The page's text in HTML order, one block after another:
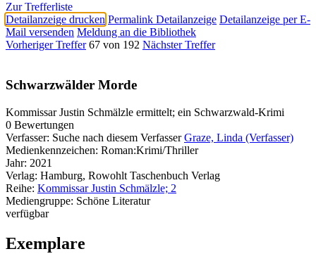
Zur Trefferliste
Detailanzeige drucken Permalink Detailanzeige Detailanzeige per E-
Mail versenden Meldung an die Bibliothek
Vorheriger Treffer 67 von 192 Nächster Treffer
Schwarzwälder Morde
Kommissar Justin Schmälzle ermittelt; ein Schwarzwald-Krimi
0 Bewertungen
Verfasser: Suche nach diesem Verfasser Graze, Linda (Verfasser)
Medienkennzeichen: Roman:Krimi/Thriller
Jahr: 2021
Verlag: Hamburg, Rowohlt Taschenbuch Verlag
Reihe: Kommissar Justin Schmälzle; 2
Mediengruppe: Schöne Literatur
verfügbar
Exemplare